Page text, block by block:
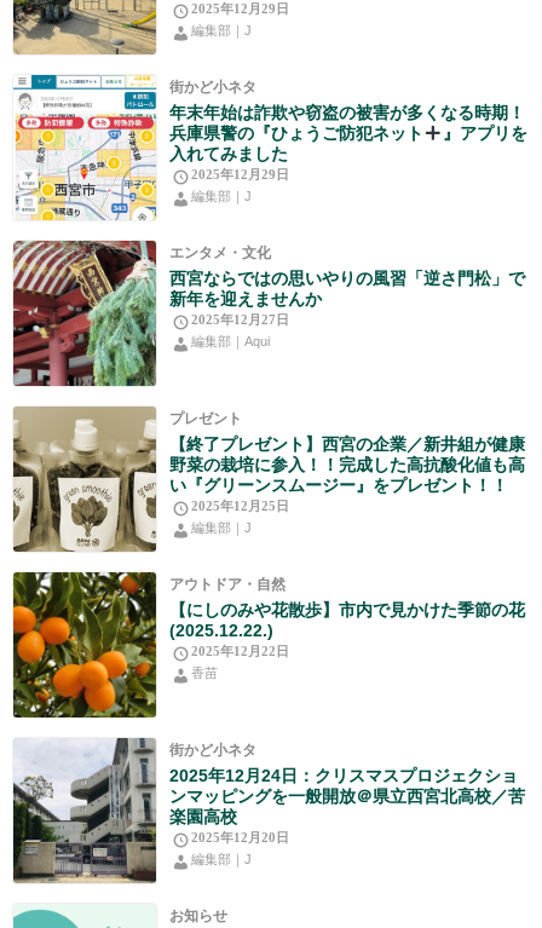
2025年12月29日
編集部｜J
街かど小ネタ
年末年始は詐欺や窃盗の被害が多くなる時期！
兵庫県警の『ひょうご防犯ネット
』アプリを
入れてみました
2025年12月29日
編集部｜J
エンタメ・文化
西宮ならではの思いやりの風習「逆さ門松」で
新年を迎えませんか
2025年12月27日
編集部｜Aqui
プレゼント
【終了プレゼント】西宮の企業／新井組が健康
野菜の栽培に参入！！完成した高抗酸化値も高
い『グリーンスムージー』をプレゼント！！
2025年12月25日
編集部｜J
アウトドア・自然
【にしのみや花散歩】市内で見かけた季節の花
(2025.12.22.)
2025年12月22日
香苗
街かど小ネタ
2025年12月24日：クリスマスプロジェクショ
ンマッピングを一般開放＠県立西宮北高校／苦
楽園高校
2025年12月20日
編集部｜J
お知らせ